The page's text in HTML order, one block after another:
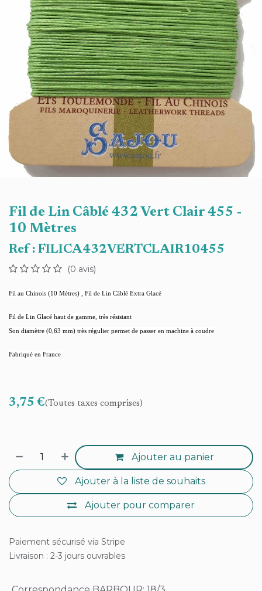
Fil de Lin Câblé 432 Vert Clair 455 -
10 Mètres
Ref : FILICA432VERTCLAIR10455
(0 avis)
Fil au Chinois (10 Mètres) , Fil de Lin Câblé Extra Glacé
Fil de Lin Glacé haut de gamme, très résistant
Son diamètre (0,63 mm) très régulier permet de passer en machine à coudre
Fabriqué en France
3,75 €(Toutes taxes comprises)
Ajouter au panier
Ajouter pour comparer
Ajouter à la liste de souhaits
Paiement sécurisé via Stripe
Livraison : 2-3 jours ouvrables